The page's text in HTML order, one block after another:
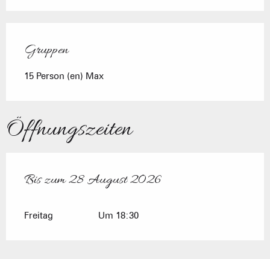
Gruppen
Gruppen
15 Person (en) Max
Öffnungszeiten
vom10 Juli 2026bis zum28 August 2026
Bis zum28 August 2026
Freitag Um 18:30